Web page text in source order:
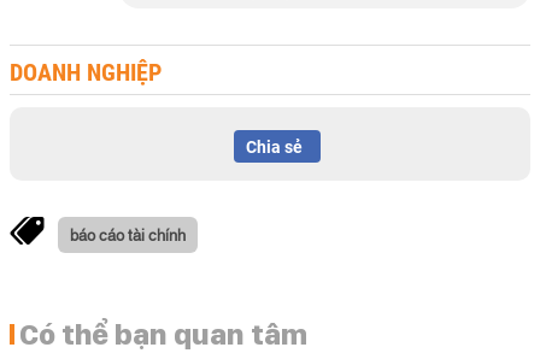
DOANH NGHIỆP
Chia sẻ
báo cáo tài chính
Có thể bạn quan tâm